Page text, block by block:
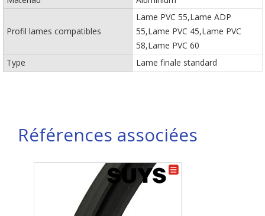
Profil lames compatibles
Lame PVC 55,Lame ADP
55,Lame PVC 45,Lame PVC
58,Lame PVC 60
Type
Lame finale standard
Références associées